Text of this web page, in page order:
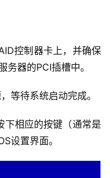
控制器卡上，并确保
务器的PCI插槽中。
等待系统启动完成。
下相应的按键（通常是
设置界面。